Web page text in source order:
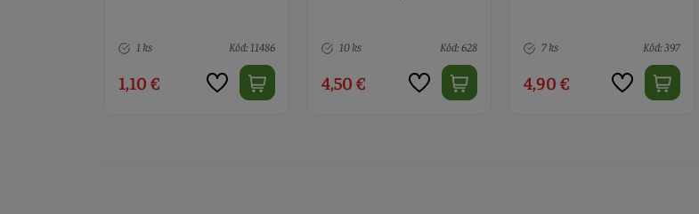
10 ks Kód: 628
4,50 €
7 ks Kód: 397
4,90 €
1 ks Kód: 11486
1,10 €